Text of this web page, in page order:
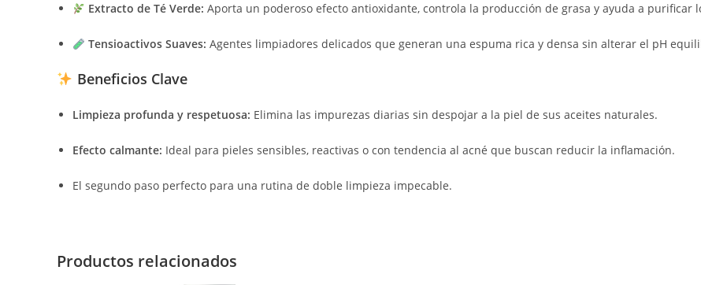
Extracto de Té Verde: Aporta un poderoso efecto antioxidante, controla la producción de grasa y ayuda a purificar
Tensioactivos Suaves: Agentes limpiadores delicados que generan una espuma rica y densa sin alterar el pH
Beneficios Clave
Limpieza profunda y respetuosa: Elimina las impurezas diarias sin despojar a la piel de sus aceites naturales.
Efecto calmante: Ideal para pieles sensibles, reactivas o con tendencia al acné que buscan reducir la inflamación.
El segundo paso perfecto para una rutina de doble limpieza impecable.
Productos relacionados